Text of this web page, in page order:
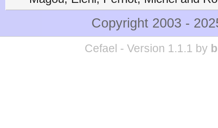
Copyright 2003 -
Cefael - Version 1.1.1 by